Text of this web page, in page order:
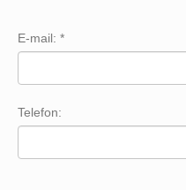
E-mail: *
Telefon: